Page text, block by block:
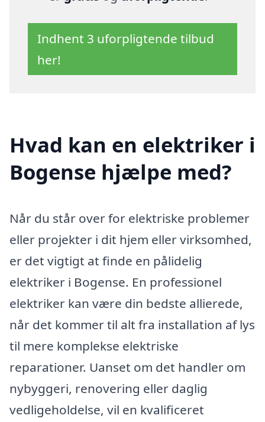
Indhent 3 uforpligtende tilbud
her!
Hvad kan en elektriker i
Bogense hjælpe med?
Når du står over for elektriske problemer
eller projekter i dit hjem eller virksomhed,
er det vigtigt at finde en pålidelig
elektriker i Bogense. En professionel
elektriker kan være din bedste allierede,
når det kommer til alt fra installation af lys
til mere komplekse elektriske
reparationer. Uanset om det handler om
nybyggeri, renovering eller daglig
vedligeholdelse, vil en kvalificeret